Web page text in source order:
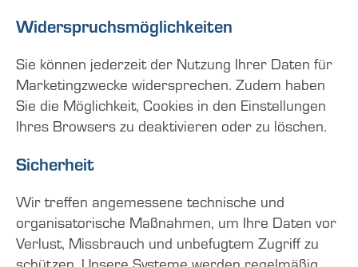
Widerspruchsmöglichkeiten
Sie können jederzeit der Nutzung Ihrer Daten für
Marketingzwecke widersprechen. Zudem haben
Sie die Möglichkeit, Cookies in den Einstellungen
Ihres Browsers zu deaktivieren oder zu löschen.
Sicherheit
Wir treffen angemessene technische und
organisatorische Maßnahmen, um Ihre Daten vor
Verlust, Missbrauch und unbefugtem Zugriff zu